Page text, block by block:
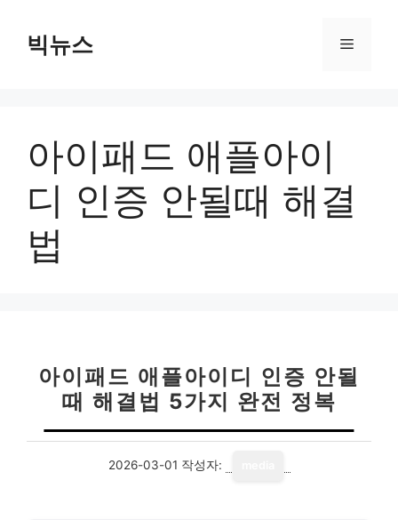
빅뉴스 메
아이패드 애플아이
디 인증 안될때 해결
법
아이패드 애플아이디 인증 안될
때 해결법 5가지 완전 정복
2026-03-01 작성자: